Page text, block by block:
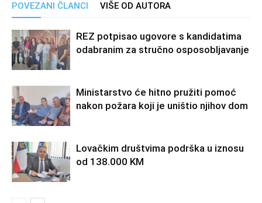
POVEZANI ČLANCI VIŠE OD AUTORA
REZ potpisao ugovore s kandidatima
odabranim za stručno osposobljavanje
Ministarstvo će hitno pružiti pomoć
nakon požara koji je uništio njihov dom
Lovačkim društvima podrška u iznosu
od 138.000 KM